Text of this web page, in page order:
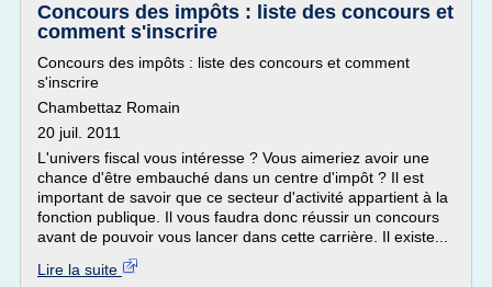
Concours des impôts : liste des concours et
comment s'inscrire
Concours des impôts : liste des concours et comment
s'inscrire
Chambettaz Romain
20 juil. 2011
L'univers fiscal vous intéresse ? Vous aimeriez avoir une
chance d'être embauché dans un centre d'impôt ? Il est
important de savoir que ce secteur d'activité appartient à la
fonction publique. Il vous faudra donc réussir un concours
avant de pouvoir vous lancer dans cette carrière. Il existe...
Lire la suite